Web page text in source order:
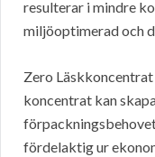
resulterar i mindre
miljöoptimerad och
Zero Läskkoncentrat
koncentrat kan
fördelaktig ur